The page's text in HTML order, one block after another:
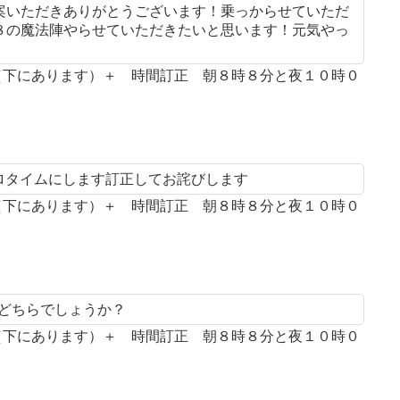
ただきありがとうございます！乗っからせていただ
魔法陣やらせていただきたいと思います！元気やっ
にあります）＋ 時間訂正 朝８時８分と夜１０時０
イムにします訂正してお詫びします
にあります）＋ 時間訂正 朝８時８分と夜１０時０
ちらでしょうか？
にあります）＋ 時間訂正 朝８時８分と夜１０時０